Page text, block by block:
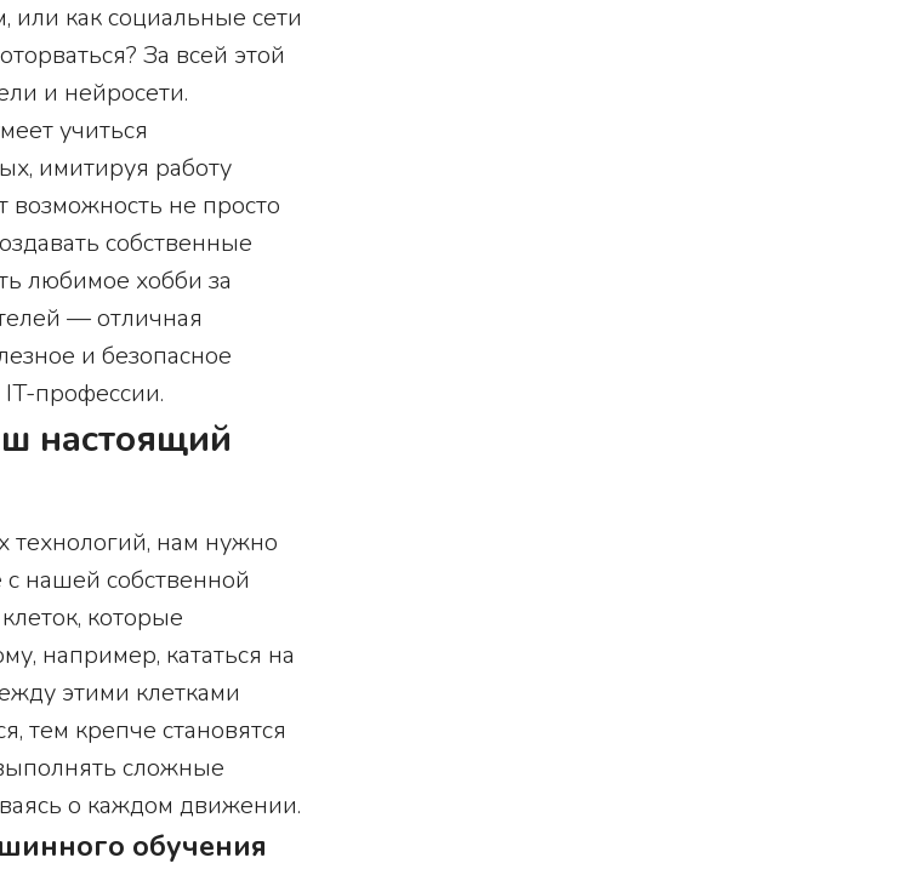
или как социальные сети
За всей этой
и нейросети.
учиться
имитируя работу
возможность не просто
собственные
любимое хобби за
— отличная
и безопасное
профессии.
настоящий
технологий, нам нужно
нашей собственной
которые
например, кататься на
этими клетками
тем крепче становятся
сложные
о каждом движении.
обучения